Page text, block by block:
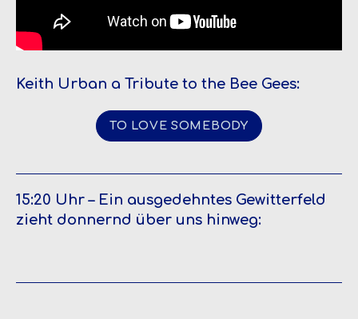
Keith Urban a Tribute to the Bee Gees:
TO LOVE SOMEBODY
15:20 Uhr – Ein ausgedehntes Gewitterfeld
zieht donnernd über uns hinweg: